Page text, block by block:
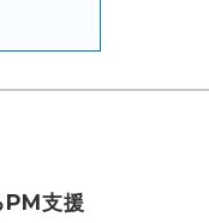
PM支援